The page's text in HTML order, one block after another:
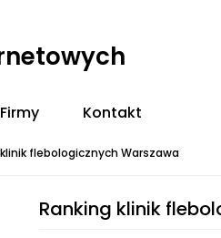
Firmy Kontakt
flebologicznych Warszawa
Ranking klinik